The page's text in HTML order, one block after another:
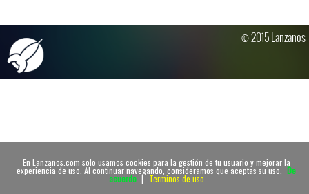
En Lanzanos.com solo usamos cookies para la gestión de tu usuario y mejorar la
experiencia de uso. Al continuar navegando, consideramos que aceptas su uso. De
acuerdo | Terminos de uso
© 2015 Lanzanos